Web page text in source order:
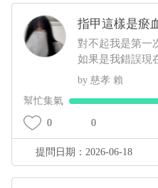
指甲這樣是瘀
對不起我是第一
如果是我錯誤現
指甲不能剪太深
概兩個禮拜 我
拒 一看發現他
有一拐一拐的
他 直接帶去寵
慈孝 賴
幫忙集氣
0 0
提問日期：2026-06-18